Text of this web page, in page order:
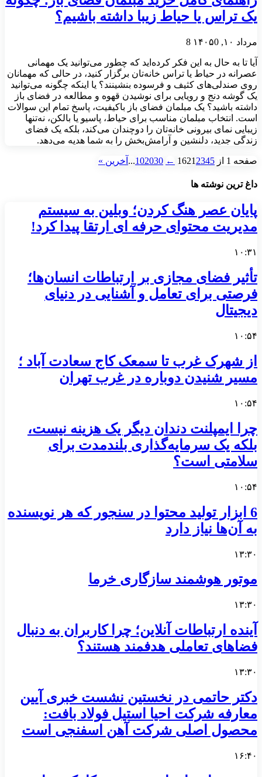
یک تراس یا حیاط زیبا داشته باشیم؟
مرداد ۱۰, ۱۴۰۵ 0
8
آیا تا به حال به این فکر کرده‌اید که چطور می‌توانید یک مهمانی
عصرانه در حیاط یا تراس خانه‌تان برگزار کنید، در حالی که مهمانان
روی صندلی‌های کثیف و فرسوده بنشینند؟ یا اینکه چگونه می‌توانید
یک گوشه دنج و رویایی برای نوشیدن قهوه و مطالعه در فضای باز
داشته باشید؟ یک مبلمان فضای باز باکیفیت، پاسخ تمام این سوالات
است. انتخاب مبلمان مناسب برای حیاط، پاسیو یا بالکن، نه‌تنها
زیبایی نمای بیرونی خانه‌تان را دوچندان می‌کند، بلکه یک فضای
زندگی جدید، دلنشین و آرامش‌بخش را به شما هدیه می‌دهد.
صفحه 1 از 162 12345
←
102030
... آخرین »
داغ ترین نوشته ها
پایان عصر هنگ کردن؛ وبلین به سیستم
مدیریت محتوای حرفه ای ارتقا پیدا کرد!
۱۰:۳۱
تأثیر فضای مجازی بر ارتباطات انسان‌ها؛
فرصتی برای تعامل و آشنایی در دنیای
دیجیتال
۱۰:۵۴
از شهرک غرب تا سمعک کاج سعادت آباد ؛
مسیر شنیدن دوباره در غرب تهران
۱۰:۵۴
چرا ایمپلنت دندان دیگر یک هزینه نیست،
بلکه یک سرمایه‌گذاری بلندمدت برای
سلامتی است؟
۱۰:۵۴
6 ابزار تولید محتوا در سنجور که هر نویسنده
به آن‌ها نیاز دارد
۱۳:۳۰
موتور هوشمند سازگاری خرما
۱۳:۳۰
آینده ارتباطات آنلاین؛ چرا کاربران به دنبال
فضاهای تعاملی هدفمند هستند؟
۱۳:۳۰
دکتر حاتمی در نخستین نشست خبری آیین
معارفه شرکت احیا استیل فولاد بافت:
محصول اصلی شرکت آهن اسفنجی است
۱۶:۴۰